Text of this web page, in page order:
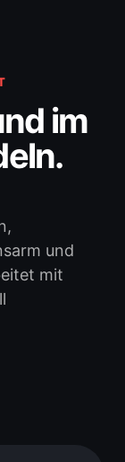
im
und
mit